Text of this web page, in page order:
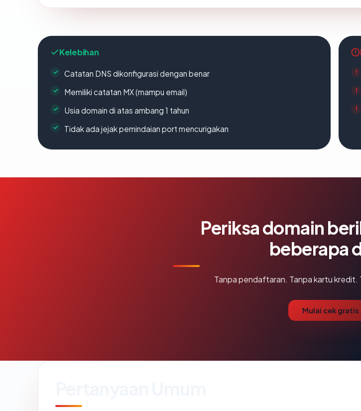
Kelebihan
Catatan DNS dikonfigurasi dengan benar
Memiliki catatan MX (mampu email)
Usia domain di atas ambang 1 tahun
Tidak ada jejak pemindaian port mencurigakan
Periksa domain
beberapa
Tanpa pendaftaran. Tanpa kartu
Mulai cek